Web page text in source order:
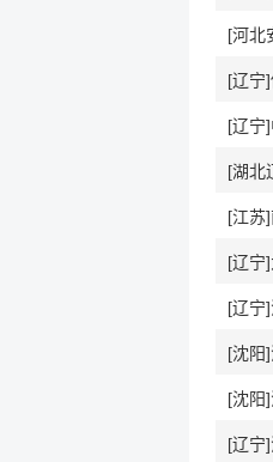
[河北
[辽宁
[湖北
[江苏
[辽宁
[辽宁
[沈阳
[沈阳
[辽宁